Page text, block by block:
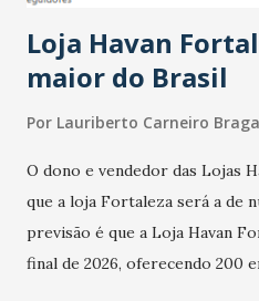
cresceu. De acordo com a
Loja Havan
maior do Brasil
Por Lauriberto Carneiro Braga
O dono e vendedor das Lojas
que a loja Fortaleza será a de
previsão é que a Loja Havan
final de 2026, oferecendo 200